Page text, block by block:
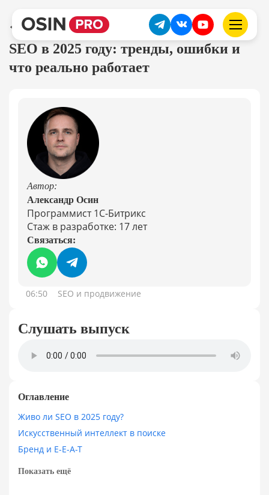
SEO и продвижение
SEO в 2025 году: тренды, ошибки и
что реально работает
Автор:
Александр Осин
Программист 1С-Битрикс
Стаж в разработке: 17 лет
Связаться:
06:50 SEO и продвижение
Слушать выпуск
Оглавление
Живо ли SEO в 2025 году?
Искусственный интеллект в поиске
Бренд и E-E-A-T
Показать ещё